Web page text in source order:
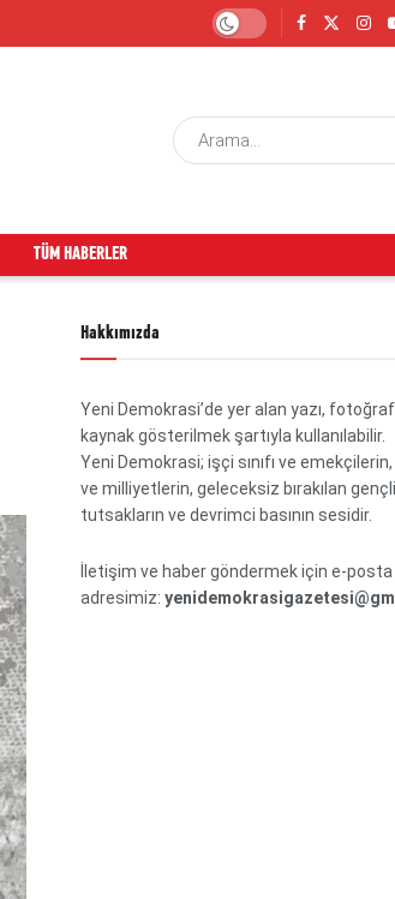
TÜM HABERLER
Hakkımızda
Yeni Demokrasi’de yer alan yazı,
kaynak gösterilmek şartıyla kullanılabilir.
Yeni Demokrasi; işçi sınıfı ve
ve milliyetlerin, geleceksiz bırakılan
tutsakların ve devrimci basının sesidir.
İletişim ve haber göndermek için e-posta
adresimiz: